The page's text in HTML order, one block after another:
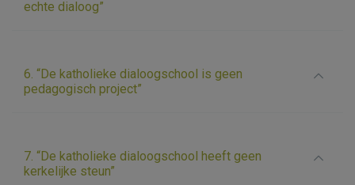
echte dialoog”
6. “De katholieke dialoogschool is geen
pedagogisch project”
7. “De katholieke dialoogschool heeft geen
kerkelijke steun”